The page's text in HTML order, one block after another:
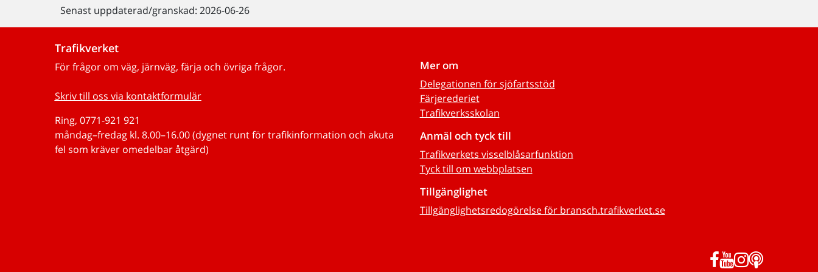
Senast uppdaterad/granskad: 2026-06-26
Trafikverket
För frågor om väg, järnväg, färja och övriga frågor.
Skriv till oss via kontaktformulär
Ring, 0771-921 921
måndag–fredag kl. 8.00–16.00 (dygnet runt för trafikinformation och akuta
fel som kräver omedelbar åtgärd)
Mer om
Delegationen för sjöfartsstöd
Färjerederiet
Trafikverksskolan
Anmäl och tyck till
Trafikverkets visselblåsarfunktion
Tyck till om webbplatsen
Tillgänglighet
Tillgänglighetsredogörelse för bransch.trafikverket.se
Facebook
YouTube
Instagram
Podd